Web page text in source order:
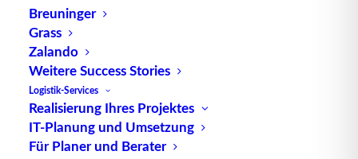
Breuninger
Grass
Zalando
Weitere Success Stories
Logistik-Services
Realisierung Ihres Projektes
IT-Planung und Umsetzung
Für Planer und Berater
von Herausforderungen mit sich bringt. Hierzu
zählen unter anderem:
1. 100%ige Überprüfung der Fracht:
Air-Cargo-Systeme müssen eine lückenlose und
präzise Überprüfung aller Frachtstücke
gewährleisten. Modernste Technologien wie